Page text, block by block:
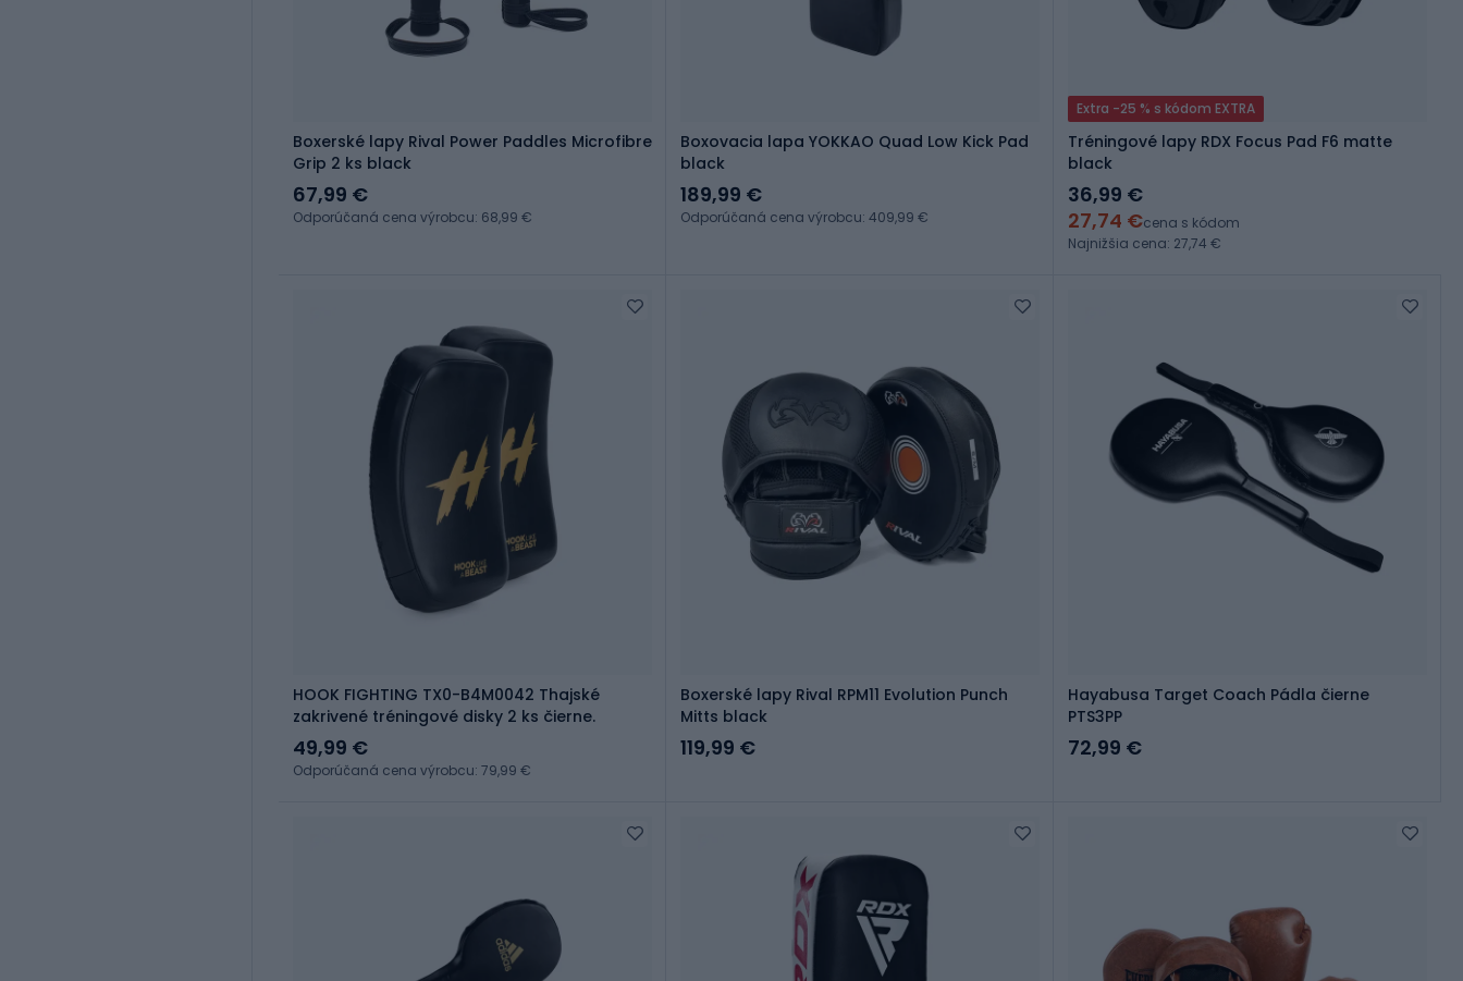
Boxerské lapy Rival Power Paddles Microfibre
Grip 2 ks black
67,99 €
Odporúčaná cena výrobcu: 68,99 €
Boxovacia lapa YOKKAO Quad Low Kick Pad
black
189,99 €
Odporúčaná cena výrobcu: 409,99 €
Extra -25 % s kódom EXTRA
Tréningové lapy RDX Focus Pad F6 matte
black
36,99 €
27,74 €cena s kódom
Najnižšia cena: 27,74 €
HOOK FIGHTING TX0-B4M0042 Thajské
zakrivené tréningové disky 2 ks čierne.
49,99 €
Odporúčaná cena výrobcu: 79,99 €
Boxerské lapy Rival RPM11 Evolution Punch
Mitts black
119,99 €
Hayabusa Target Coach Pádla čierne
PTS3PP
72,99 €